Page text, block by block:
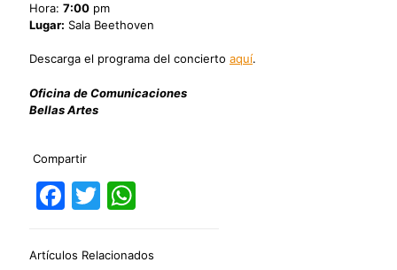
Hora: 7:00 pm
Lugar: Sala Beethoven
Descarga el programa del concierto aquí.
Oficina de Comunicaciones
Bellas Artes
Compartir
Facebook
Twitter
WhatsApp
Artículos Relacionados